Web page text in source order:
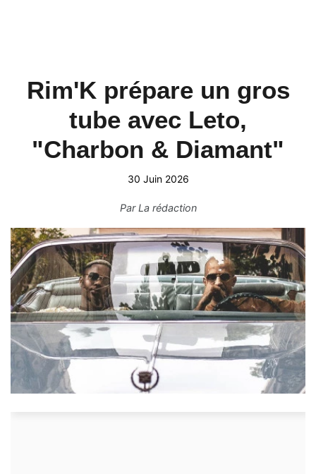
Rim'K prépare un gros
tube avec Leto,
"Charbon & Diamant"
30 Juin 2026
ParLa rédaction